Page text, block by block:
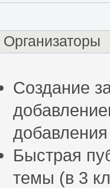
Организаторы
Создание
Быстрая
темы (в 3